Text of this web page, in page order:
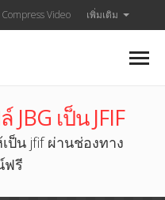
Compress Video เพิ่มเติม
เป็น JFIF
ป็น jfif ผ่านช่องทาง
ฟรี